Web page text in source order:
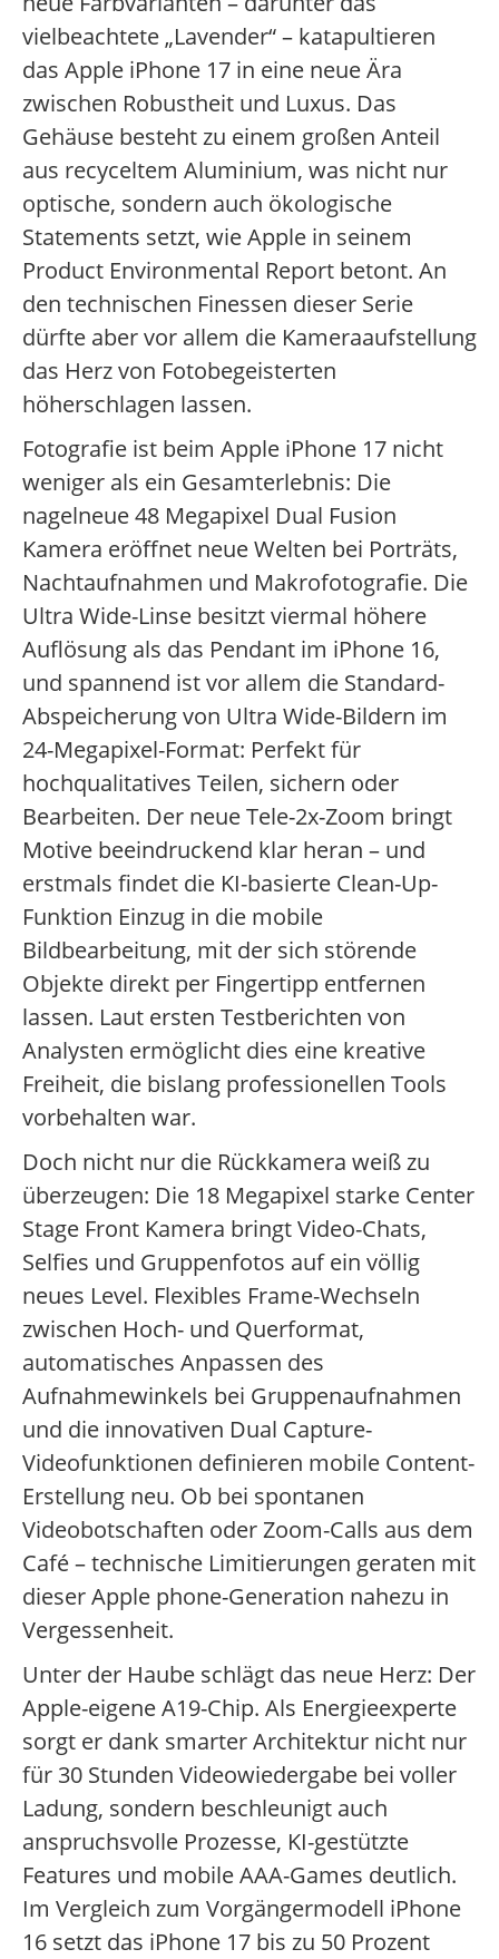
vielbeachtete „Lavender“ – katapultieren
das Apple iPhone 17 in eine neue Ära
zwischen Robustheit und Luxus. Das
Gehäuse besteht zu einem großen Anteil
aus recyceltem Aluminium, was nicht nur
optische, sondern auch ökologische
Statements setzt, wie Apple in seinem
Product Environmental Report betont. An
den technischen Finessen dieser Serie
dürfte aber vor allem die Kameraaufstellung
das Herz von Fotobegeisterten
höherschlagen lassen.
Fotografie ist beim Apple iPhone 17 nicht
weniger als ein Gesamterlebnis: Die
nagelneue 48 Megapixel Dual Fusion
Kamera eröffnet neue Welten bei Porträts,
Nachtaufnahmen und Makrofotografie. Die
Ultra Wide-Linse besitzt viermal höhere
Auflösung als das Pendant im iPhone 16,
und spannend ist vor allem die Standard-
Abspeicherung von Ultra Wide-Bildern im
24-Megapixel-Format: Perfekt für
hochqualitatives Teilen, sichern oder
Bearbeiten. Der neue Tele-2x-Zoom bringt
Motive beeindruckend klar heran – und
erstmals findet die KI-basierte Clean-Up-
Funktion Einzug in die mobile
Bildbearbeitung, mit der sich störende
Objekte direkt per Fingertipp entfernen
lassen. Laut ersten Testberichten von
Analysten ermöglicht dies eine kreative
Freiheit, die bislang professionellen Tools
vorbehalten war.
Doch nicht nur die Rückkamera weiß zu
überzeugen: Die 18 Megapixel starke Center
Stage Front Kamera bringt Video-Chats,
Selfies und Gruppenfotos auf ein völlig
neues Level. Flexibles Frame-Wechseln
zwischen Hoch- und Querformat,
automatisches Anpassen des
Aufnahmewinkels bei Gruppenaufnahmen
und die innovativen Dual Capture-
Videofunktionen definieren mobile Content-
Erstellung neu. Ob bei spontanen
Videobotschaften oder Zoom-Calls aus dem
Café – technische Limitierungen geraten mit
dieser Apple phone-Generation nahezu in
Vergessenheit.
Unter der Haube schlägt das neue Herz: Der
Apple-eigene A19-Chip. Als Energieexperte
sorgt er dank smarter Architektur nicht nur
für 30 Stunden Videowiedergabe bei voller
Ladung, sondern beschleunigt auch
anspruchsvolle Prozesse, KI-gestützte
Features und mobile AAA-Games deutlich.
Im Vergleich zum Vorgängermodell iPhone
16 setzt das iPhone 17 bis zu 50 Prozent